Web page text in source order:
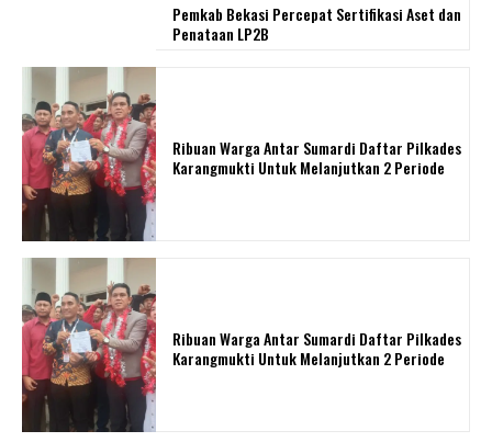
Pemkab Bekasi Percepat Sertifikasi Aset dan
Penataan LP2B
Ribuan Warga Antar Sumardi Daftar Pilkades
Karangmukti Untuk Melanjutkan 2 Periode
Ribuan Warga Antar Sumardi Daftar Pilkades
Karangmukti Untuk Melanjutkan 2 Periode